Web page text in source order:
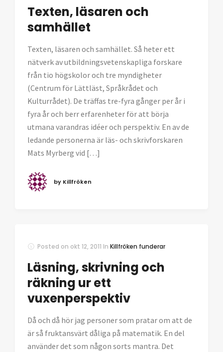
Texten, läsaren och
samhället
Texten, läsaren och samhället. Så heter ett
nätverk av utbildningsvetenskapliga forskare
från tio högskolor och tre myndigheter
(Centrum för Lättläst, Språkrådet och
Kulturrådet). De träffas tre-fyra gånger per år i
fyra år och berr erfarenheter för att börja
utmana varandras idéer och perspektiv. En av de
ledande personerna är läs- och skrivforskaren
Mats Myrberg vid […]
by Killfröken
Posted on okt 12, 2011 In Killfröken funderar
Läsning, skrivning och
räkning ur ett
vuxenperspektiv
Då och då hör jag personer som pratar om att de
är så fruktansvärt dåliga på matematik. En del
använder det som någon sorts mantra. Det